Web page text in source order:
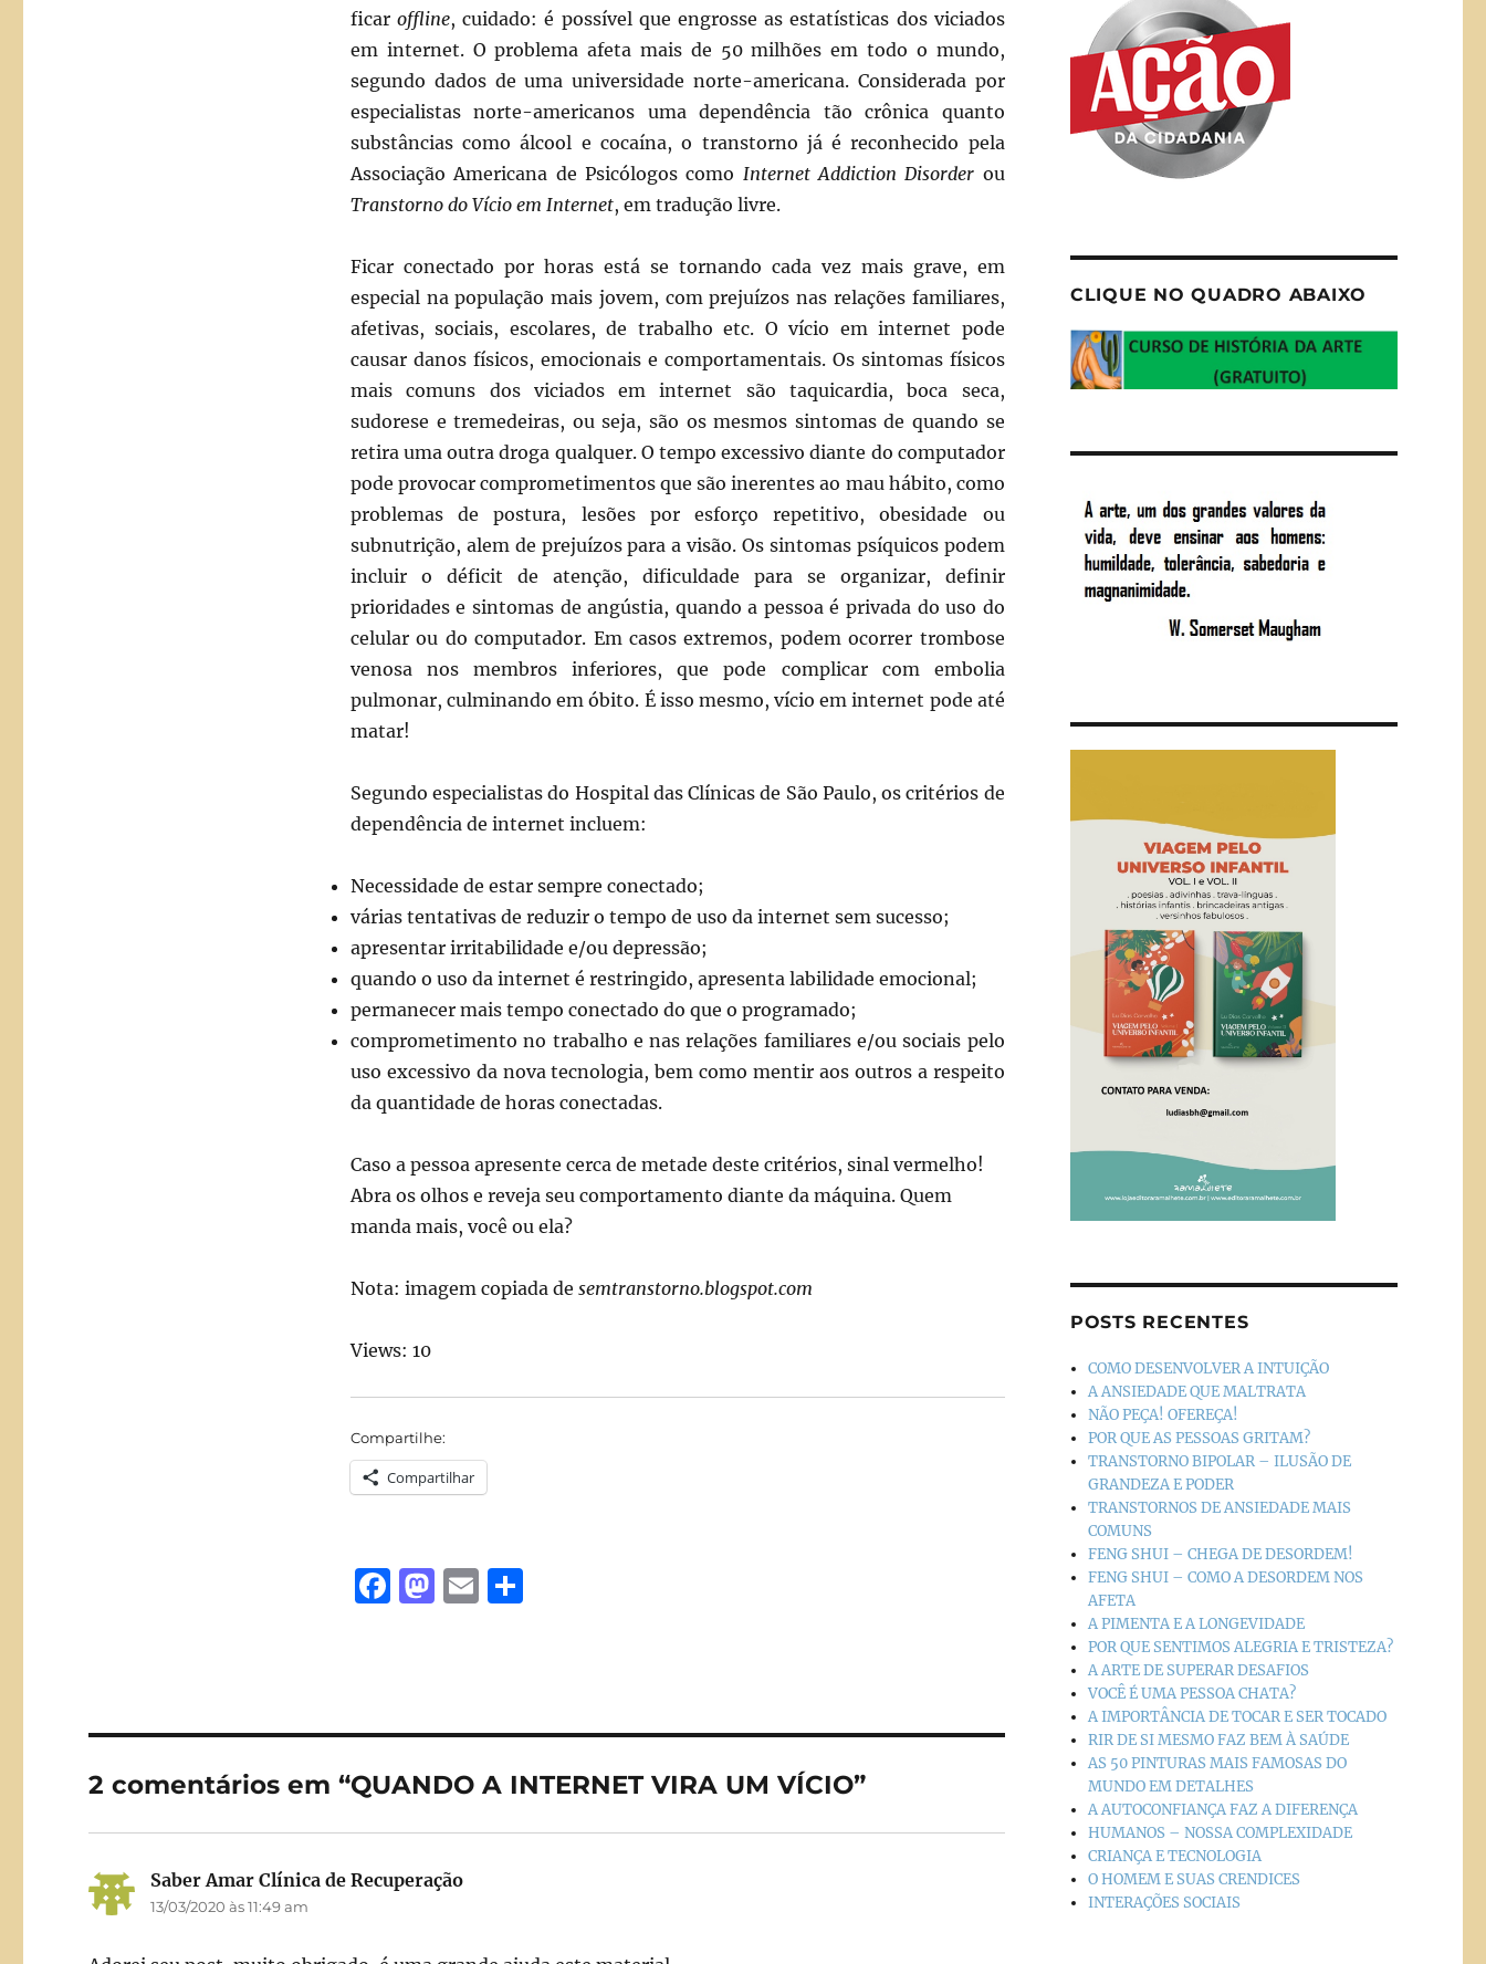
ficaroffline, cuidado: é possível que engrosse as estatísticas dos viciados
em internet. O problema afeta mais de 50 milhões em todo o mundo,
segundo dados de uma universidade norte-americana. Considerada por
especialistas norte-americanos uma dependência tão crônica quanto
substâncias como álcool e cocaína, o transtorno já é reconhecido pela
Associação Americana de Psicólogos como Internet Addiction Disorder ou
Transtorno do Vício em Internet, em tradução livre.
Ficar conectado por horas está se tornando cada vez mais grave, em
especial na população mais jovem, com prejuízos nas relações familiares,
afetivas, sociais, escolares, de trabalho etc. O vício em internet pode
causar danos físicos, emocionais e comportamentais. Os sintomas físicos
mais comuns dos viciados em internet são taquicardia, boca seca,
sudorese e tremedeiras, ou seja, são os mesmos sintomas de quando se
retira uma outra droga qualquer. O tempo excessivo diante do computador
pode provocar comprometimentos que são inerentes ao mau hábito, como
problemas de postura, lesões por esforço repetitivo, obesidade ou
subnutrição, alem de prejuízos para a visão. Os sintomas psíquicos podem
incluir o déficit de atenção, dificuldade para se organizar, definir
prioridades e sintomas de angústia, quando a pessoa é privada do uso do
celular ou do computador. Em casos extremos, podem ocorrer trombose
venosa nos membros inferiores, que pode complicar com embolia
pulmonar, culminando em óbito. É isso mesmo, vício em internet pode até
matar!
Segundo especialistas do Hospital das Clínicas de São Paulo, os critérios de
dependência de internet incluem:
Necessidade de estar sempre conectado;
várias tentativas de reduzir o tempo de uso da internet sem sucesso;
apresentar irritabilidade e/ou depressão;
quando o uso da internet é restringido, apresenta labilidade emocional;
permanecer mais tempo conectado do que o programado;
comprometimento no trabalho e nas relações familiares e/ou sociais pelo
uso excessivo da nova tecnologia, bem como mentir aos outros a respeito
da quantidade de horas conectadas.
Caso a pessoa apresente cerca de metade deste critérios, sinal vermelho!
Abra os olhos e reveja seu comportamento diante da máquina. Quem
manda mais, você ou ela?
Nota: imagem copiada de semtranstorno.blogspot.com
Views: 10
Compartilhe:
Compartilhar
F
b
o
k
M
d
n
E S
2 comentários em “QUANDO A INTERNET VIRA UM VÍCIO”
Saber Amar Clínica de Recuperação
13/03/2020 às 11:49 am
CLIQUE NO QUADRO ABAIXO
POSTS RECENTES
COMO DESENVOLVER A INTUIÇÃO
A ANSIEDADE QUE MALTRATA
NÃO PEÇA! OFEREÇA!
POR QUE AS PESSOAS GRITAM?
TRANSTORNO BIPOLAR – ILUSÃO DE
GRANDEZA E PODER
TRANSTORNOS DE ANSIEDADE MAIS
COMUNS
FENG SHUI – CHEGA DE DESORDEM!
FENG SHUI – COMO A DESORDEM NOS
AFETA
A PIMENTA E A LONGEVIDADE
POR QUE SENTIMOS ALEGRIA E TRISTEZA?
A ARTE DE SUPERAR DESAFIOS
VOCÊ É UMA PESSOA CHATA?
A IMPORTÂNCIA DE TOCAR E SER TOCADO
RIR DE SI MESMO FAZ BEM À SAÚDE
AS 50 PINTURAS MAIS FAMOSAS DO
MUNDO EM DETALHES
A AUTOCONFIANÇA FAZ A DIFERENÇA
HUMANOS – NOSSA COMPLEXIDADE
CRIANÇA E TECNOLOGIA
O HOMEM E SUAS CRENDICES
INTERAÇÕES SOCIAIS